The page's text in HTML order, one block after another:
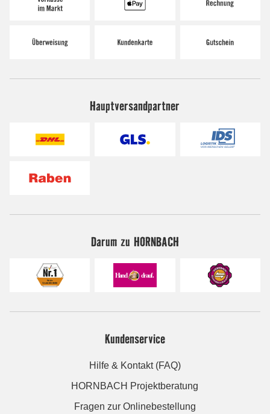
Hauptversandpartner
Darum zu HORNBACH
Kundenservice
Hilfe & Kontakt (FAQ)
HORNBACH Projektberatung
Fragen zur Onlinebestellung